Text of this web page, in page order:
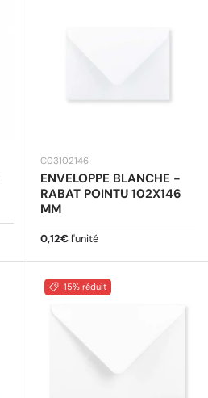
C03102146
ENVELOPPE BLANCHE -
RABAT POINTU 102X146
MM
Prix habituel
0,12€ l'unité
15% réduit